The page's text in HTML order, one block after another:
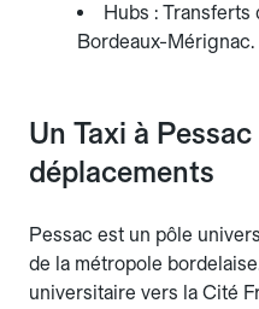
Hubs :
Bordeaux-Mérignac.
Un Taxi à
déplacements
Pessac est un pôle
de la métropole
universitaire vers la Cité